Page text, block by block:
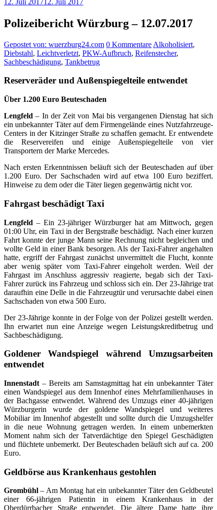
Polizeibericht Würzburg – 12.07.2017
Gepostet von: wuerzburg24.com 0 Kommentare Alkoholisiert,
Diebstahl, Leichtverletzt, PKW-Aufbruch, Reifenstecher,
Sachbeschädigung, Tankbetrug
Reserveräder und Außenspiegelteile entwendet
Über 1.200 Euro Beuteschaden
Lengfeld – In der Zeit von Mai bis vergangenen Dienstag hat sich
ein unbekannter Täter auf dem Firmengelände eines Nutzfahrzeuge-
Centers in der Kitzinger Straße zu schaffen gemacht. Er entwendete
die Reservereifen und einige Außenspiegelteile von vier
Transportern der Marke Mercedes.
Nach ersten Erkenntnissen beläuft sich der Beuteschaden auf über
1.200 Euro. Der Sachschaden wird auf etwa 100 Euro beziffert.
Hinweise zu dem oder die Täter liegen gegenwärtig nicht vor.
Fahrgast beschädigt Taxi
Lengfeld – Ein 23-jähriger Würzburger hat am Mittwoch, gegen
01:00 Uhr, ein Taxi in der Bergstraße beschädigt. Nach einer kurzen
Fahrt konnte der junge Mann seine Rechnung nicht begleichen und
wollte Geld in einer Bank besorgen. Als der Taxi-Fahrer angehalten
hatte, ergriff der Fahrgast zunächst unvermittelt die Flucht, konnte
aber wenig später vom Taxi-Fahrer eingeholt werden. Weil der
Fahrgast im Anschluss aggressiv reagierte, begab sich der Taxi-
Fahrer zurück ins Fahrzeug und schloss sich ein. Der 23-Jährige trat
daraufhin eine Delle in die Fahrzeugtür und verursachte dabei einen
Sachschaden von etwa 500 Euro.
Der 23-Jährige konnte in der Folge von der Polizei gestellt werden.
Ihn erwartet nun eine Anzeige wegen Leistungskreditbetrug und
Sachbeschädigung.
Goldener Wandspiegel während Umzugsarbeiten
entwendet
Innenstadt – Bereits am Samstagmittag hat ein unbekannter Täter
einen Wandspiegel aus dem Innenhof eines Mehrfamilienhauses in
der Bachgasse entwendet. Während des Umzugs einer 40-jährigen
Würzburgerin wurde der goldene Wandspiegel und weiteres
Mobiliar im Innenhof abgestellt und sollte durch die Umzugshelfer
in die neue Wohnung getragen werden. In einem unbemerkten
Moment nahm sich der Tatverdächtige den Spiegel Geschädigten
und flüchtete unbemerkt. Der Beuteschaden beläuft sich auf ca. 200
Euro.
Geldbörse aus Krankenhaus gestohlen
Grombühl – Am Montag hat ein unbekannter Täter den Geldbeutel
einer 66-jährigen Patientin in einem Krankenhaus in der
Oberdürrbacher Straße entwendet. Die ältere Dame hatte ihre